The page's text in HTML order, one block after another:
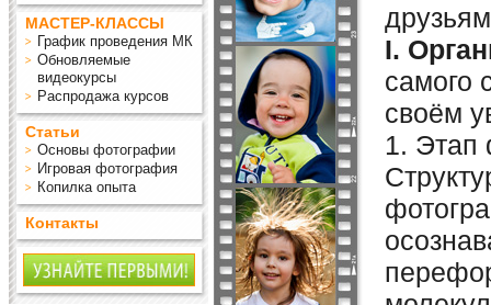
МАСТЕР-КЛАССЫ
График проведения МК
Обновляемые
видеокурсы
Распродажа курсов
Статьи
Основы фотографии
Игровая фотография
Копилка опыта
Контакты
I.
самого
своём
1. Этап